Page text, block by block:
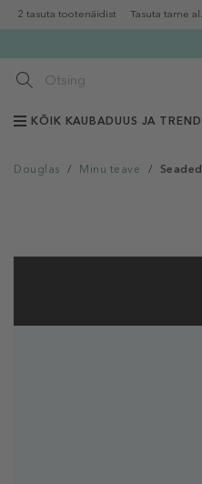
2 tasuta tootenäidist Tasuta tarne
KÕIK KAUBADUUS JA
Douglas / Minu teave / Seaded